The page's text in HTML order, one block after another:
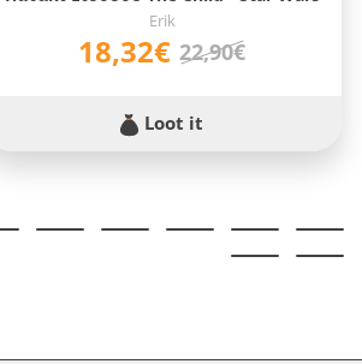
Erik
18,32€ 22,90€
Loot it